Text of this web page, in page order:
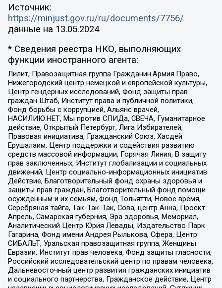
Источник:
https://minjust.gov.ru/ru/documents/7756/
данные на 13.05.2024
* Сведения реестра НКО, выполняющих
функции иностранного агента:
Лилит, Правозащитная группа Гражданин.Армия.Право,
Нижегородский центр немецкой и европейской культуры,
Центр гендерных исследований, Фонд защиты прав
граждан Штаб, Институт права и публичной политики,
Фонд борьбы с коррупцией, Альянс врачей,
НАСИЛИЮ.НЕТ, Мы против СПИДа, СВЕЧА, Гуманитарное
действие, Открытый Петербург, Лига Избирателей,
Правовая инициатива, Гражданский Союз, Хасдей
Ерушалаим, Центр поддержки и содействия развитию
средств массовой информации, Горячая Линия, В защиту
прав заключенных, Институт глобализации и социальных
движений, Центр социально-информационных инициатив
Действие, Благотворительный фонд охраны здоровья и
защиты прав граждан, Благотворительный фонд помощи
осужденным и их семьям, Фонд Тольятти, Новое время,
Серебряная тайга, Так-Так-Так, Сова, центр Анна, Проект
Апрель, Самарская губерния, Эра здоровья, Мемориал,
Аналитический Центр Юрия Левады, Издательство Парк
Гагарина, Фонд имени Андрея Рылькова, Сфера, Центр
СИБАЛЬТ, Уральская правозащитная группа, Женщины
Евразии, Институт прав человека, Фонд защиты гласности,
Российский исследовательский центр по правам человека,
Дальневосточный центр развития гражданских инициатив
и социального партнерства, Гражданское действие, Центр